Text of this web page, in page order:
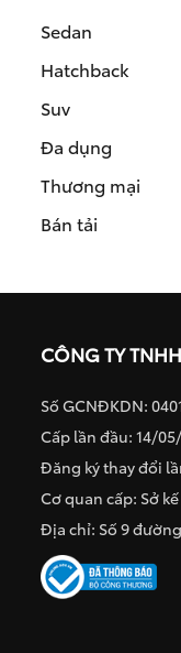
Sedan
Hatchback
Suv
Đa dụng
Thương mại
Bán tải
CÔNG TY
Số GCNĐKDN:
Cấp lần đầu: 14/
Đăng ký thay đổi
Cơ quan cấp: Sở
Địa chỉ: Số 9